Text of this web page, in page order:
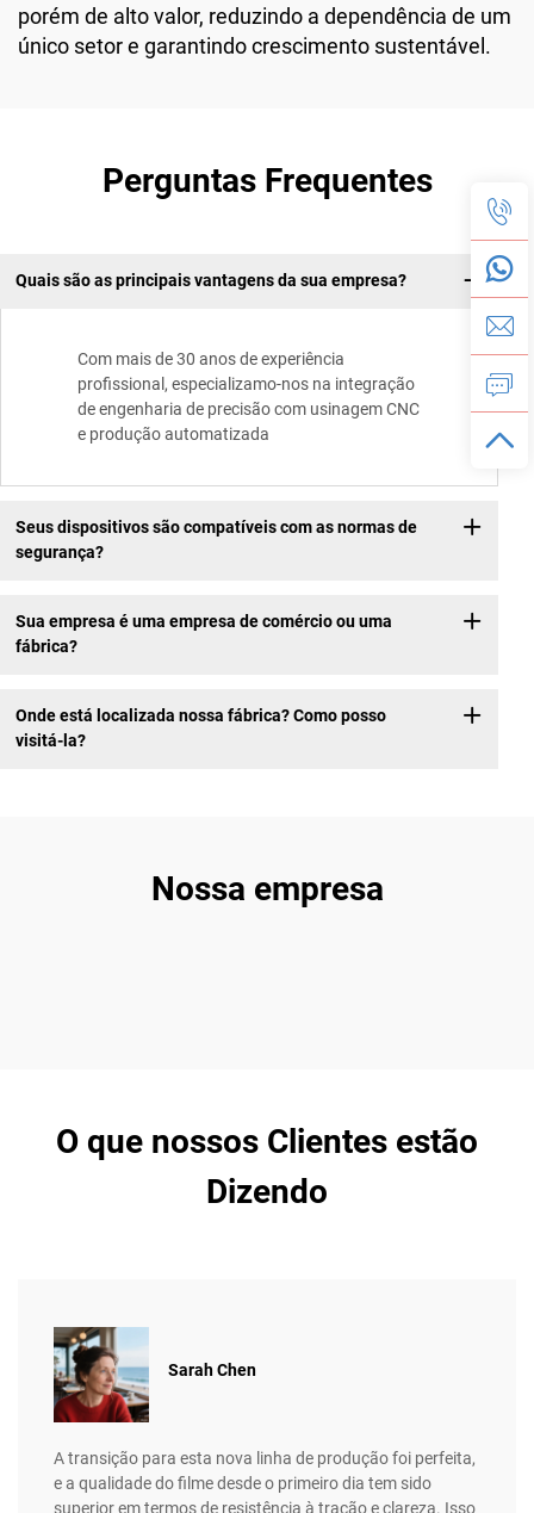
porém de alto valor, reduzindo a dependência de um
único setor e garantindo crescimento sustentável.
Perguntas Frequentes
Quais são as principais vantagens da sua empresa?
Com mais de 30 anos de experiência
profissional, especializamo-nos na integração
de engenharia de precisão com usinagem CNC
e produção automatizada
Seus dispositivos são compatíveis com as normas de
segurança?
Sua empresa é uma empresa de comércio ou uma
fábrica?
Onde está localizada nossa fábrica? Como posso
visitá-la?
Nossa empresa
O que nossos Clientes estão
Dizendo
Sarah Chen
A transição para esta nova linha de produção foi perfeita,
e a qualidade do filme desde o primeiro dia tem sido
superior em termos de resistência à tração e clareza. Isso